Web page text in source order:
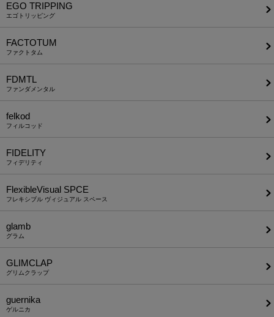
EGO TRIPPING
エゴトリッピング
FACTOTUM
ファクトタム
FDMTL
ファンダメンタル
felkod
フィルコッド
FIDELITY
フィデリティ
FlexibleVisual SPCE
フレキシブル ヴィジュアル スペース
glamb
グラム
GLIMCLAP
グリムクラップ
guernika
ゲルニカ